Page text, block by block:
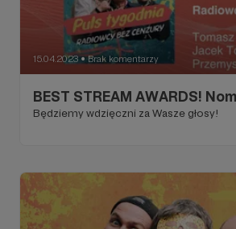
15.04.2023 ● Brak komentarzy
BEST STREAM AWARDS!
Będziemy wdzięczni za Wasze głosy!